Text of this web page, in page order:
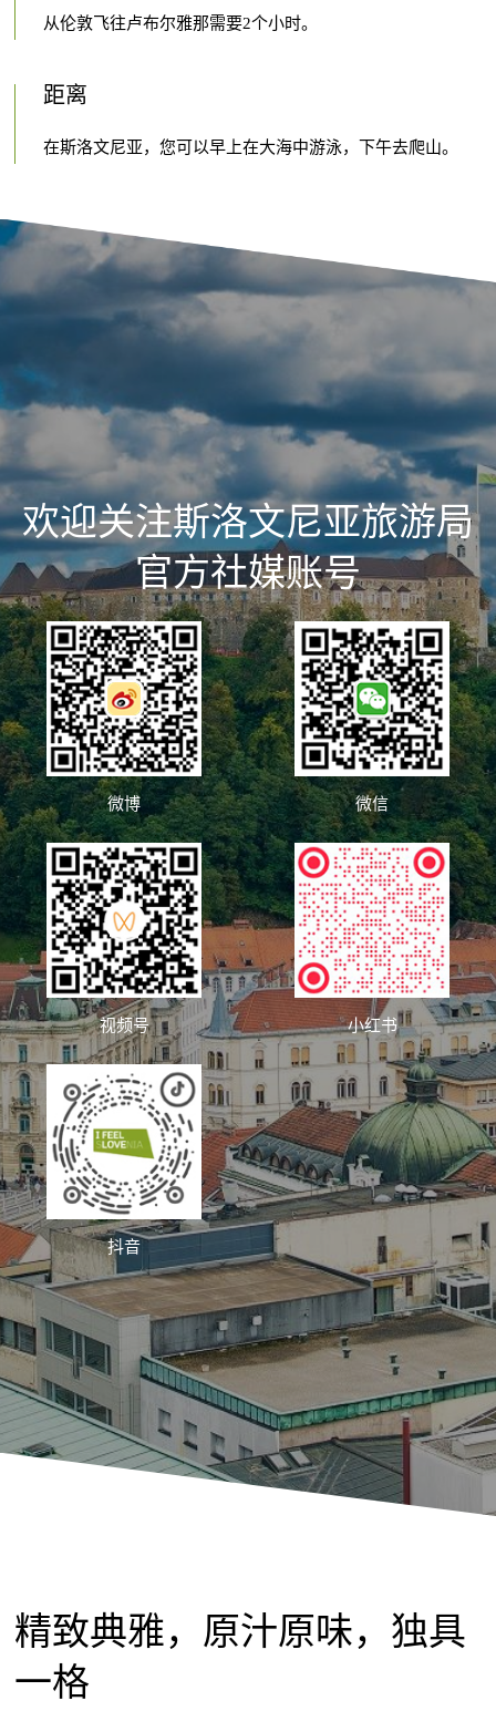
从伦敦飞往卢布尔雅那需要2个小时。
距离
在斯洛文尼亚，您可以早上在大海中游泳，下午去爬山。
欢迎关注斯洛文尼亚旅游局
官方社媒账号
微博 微信
视频号 小红书
抖音
精致典雅，原汁原味，独具
一格